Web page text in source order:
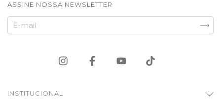
ASSINE NOSSA NEWSLETTER
INSTITUCIONAL